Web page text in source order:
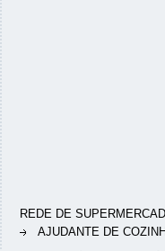
REDE DE
AJUDANTE DE